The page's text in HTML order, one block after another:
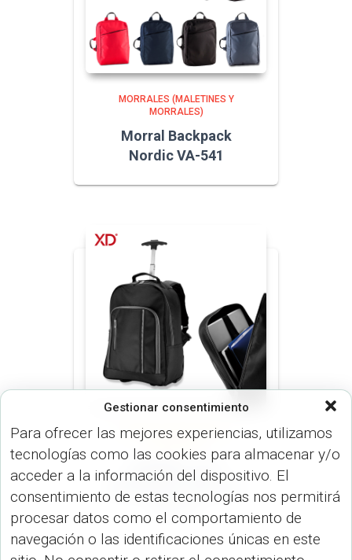
Gestionar consentimiento
Para ofrecer las mejores experiencias, utilizamos
tecnologías como las cookies para almacenar y/o
acceder a la información del dispositivo. El
consentimiento de estas tecnologías nos permitirá
procesar datos como el comportamiento de
navegación o las identificaciones únicas en este
MORRALES (MALETINES Y
MORRALES)
Morral Backpack
Nordic VA-541
MORRALES (MALETINES Y
MORRALES)
MORRAL CITY
BACKPACK TROLLEY